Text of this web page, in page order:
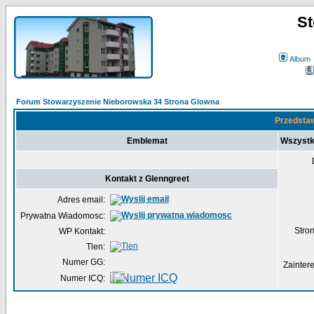
Album
Forum Stowarzyszenie Nieborowska 34 Strona Glowna
Emblemat
Kontakt z Glenngreet
Adres email:
Prywatna Wiadomosc:
WP Kontakt:
Tlen:
Numer GG:
Numer ICQ: